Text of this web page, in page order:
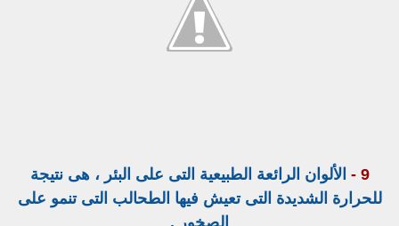
9 -
الألوان الرائعة الطبيعية التى على البئر ، هى نتيجة
للحرارة الشديدة التى تعيش فيها الطحالب التى تنمو على